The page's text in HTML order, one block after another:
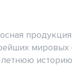
мировых